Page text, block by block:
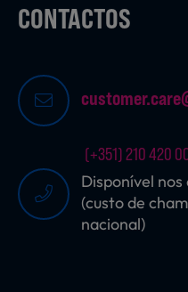
CONTACTOS
(+351) 210 420
Disponível nos
(custo de
nacional)